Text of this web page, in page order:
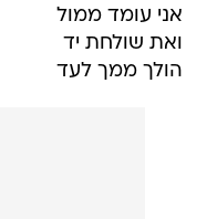
אני עומד ממול
ואת שולחת יד
הולך ממך לעד